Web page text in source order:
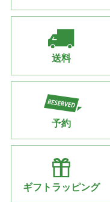
送料
予約
ギフトラッピング